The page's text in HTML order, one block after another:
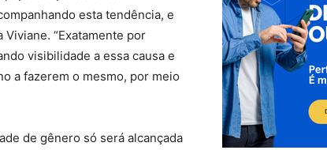
esta tendência, e
“Exatamente por
visibilidade a essa causa e
a fazerem o mesmo, por meio
de gênero só será alcançada